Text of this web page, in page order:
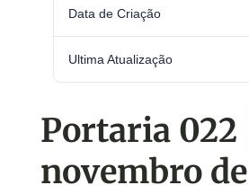
Data de Criação
Ultima Atualização
Portaria 022
novembro